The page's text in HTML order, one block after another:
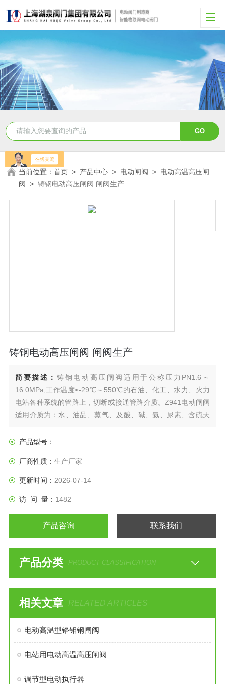
当前位置：首页 > 产品中心 > 电动闸阀 > 电动高温高压闸
阀 >铸钢电动高压闸阀 闸阀生产
铸钢电动高压闸阀 闸阀生产
简要描述：铸钢电动高压闸阀适用于公称压力PN1.6～
16.0MPa,工作温度≤-29℃～550℃的石油、化工、水力、火力
电站各种系统的管路上，切断或接通管路介质。Z941电动闸阀
适用介质为：水、油品、蒸气、及酸、碱、氨、尿素、含硫天
产品型号：
厂商性质： 生产厂家
更新时间： 2026-07-14
访 问 量： 1482
产品咨询 联系我们
产品分类 PRODUCT CLASSIFICATION
相关文章 RELATED ARTICLES
电动高温型铬钼钢闸阀
电站用电动高温高压闸阀
调节型电动执行器